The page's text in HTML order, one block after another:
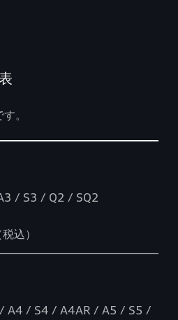
。
/ S3 / Q2 / SQ2
込）
A4 / S4 / A4AR / A5 / S5 /